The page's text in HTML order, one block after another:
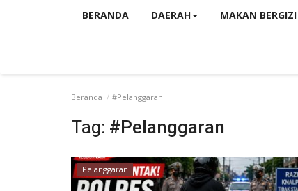
BERANDA DAERAH MAKAN BERGIZI
Beranda #Pelanggaran
Tag: #Pelanggaran
Pelanggaran